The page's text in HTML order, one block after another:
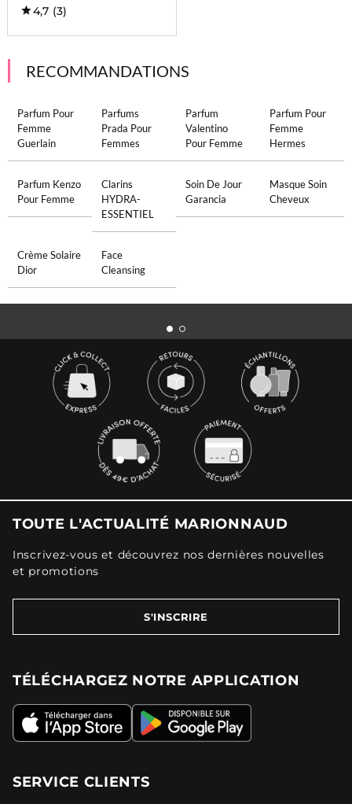
4,7 (3)
RECOMMANDATIONS
Parfum Pour
Femme
Guerlain
Parfums
Prada Pour
Femmes
Parfum
Valentino
Pour Femme
Parfum Pour
Femme
Hermes
Parfum Kenzo
Pour Femme
Clarins
HYDRA-
ESSENTIEL
Soin De Jour
Garancia
Masque Soin
Cheveux
Crème Solaire
Dior
Face
Cleansing
TOUTE L'ACTUALITÉ MARIONNAUD
Inscrivez-vous et découvrez nos dernières nouvelles
et promotions
S'INSCRIRE
TÉLÉCHARGEZ NOTRE APPLICATION
SERVICE CLIENTS